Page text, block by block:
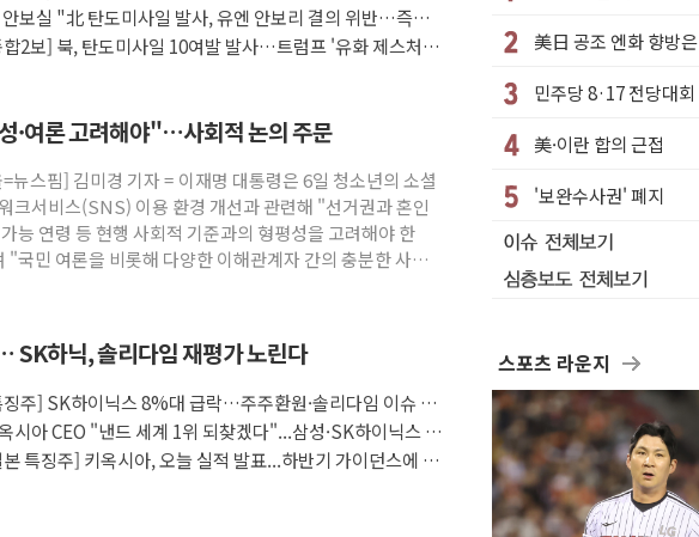
기 영업익 260억원…전년 比 21.2%↑
력 저장은 영광…지역펀드 9·10호 확정
로 미상 발사체 발사
내 최초 상반기 영업이익 2조 돌파
지컬 AI 자율비행 기술로 글로벌 방산 시장 공략"
만건 돌파
SNS 제한, 형평성·여론 고려해야…충분한 사회적 논의 주문"
"
보실 "北 탄도미사일 발사, 유엔 안보리 결의 위반…즉각
촉구"
2보] 북, 탄도미사일 10여발 발사…트럼프 '유화 제스처'에
·여론 고려해야"…사회적 논의 주문
뉴스핌] 김미경 기자 = 이재명 대통령은 6일 청소년의 소셜
크서비스(SNS) 이용 환경 개선과 관련해 "선거권과 혼인
능 연령 등 현행 사회적 기준과의 형평성을 고려해야 한
"국민 여론을 비롯해 다양한 이해관계자 간의 충분한 사회
SK하닉, 솔리다임 재평가 노린다
주] SK하이닉스 8%대 급락…주주환원·솔리다임 이슈 부
시아 CEO "낸드 세계 1위 되찾겠다"...삼성·SK하이닉스 추
언
특징주] 키옥시아, 오늘 실적 발표...하반기 가이던스에 쏠
美日 공조 엔화 향방은
민주당 8·17 전당대회
美·이란 합의 근접
'보완수사권' 폐지
스포츠 라운지